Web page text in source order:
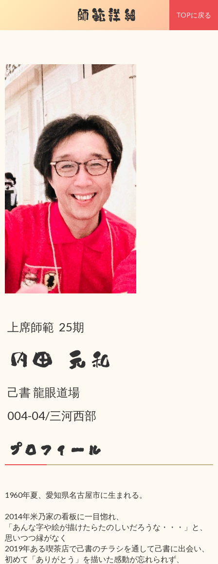
師範詳細 TOPに戻る
上席師範 25期
内田 元和
己書 龍眼道場
004-04/三河西部
プロフィール
1960年夏、愛知県名古屋市に生まれる。
2014年米乃家の看板に一目惚れ、
「あんな字や絵が描けたらたのしいだろうな・・・」と、
思いつつ縁がなく
2019年ある喫茶店で己書のチラシを通して己書に出会い、
初めて「ありがとう」を描いた感動が忘れられず、